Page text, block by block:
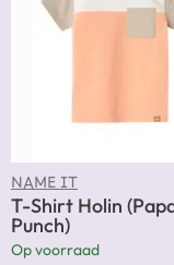
NAME IT
T-Shirt Holin
Punch)
Op voorraad